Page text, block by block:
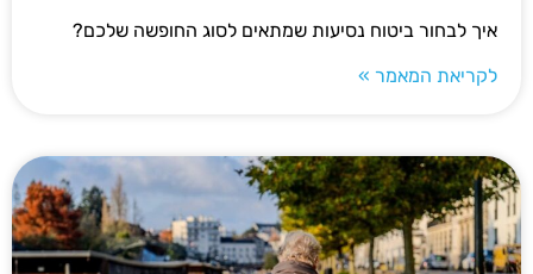
איך לבחור ביטוח נסיעות שמתאים לסוג החופשה שלכם?
לקריאת המאמר »